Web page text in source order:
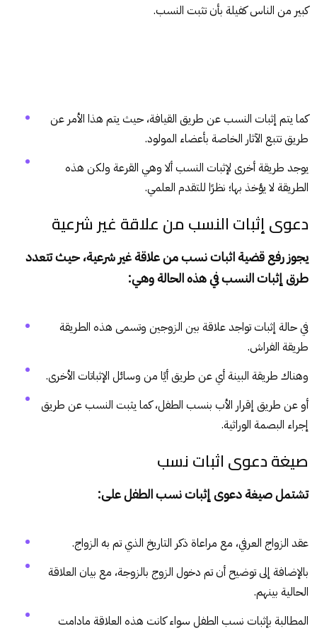
كبير من الناس كفيلة بأن تثبت النسب.
كما يتم إثبات النسب عن طريق القيافة، حيث يتم هذا الأمر عن
طريق تتبع الآثار الخاصة بأعضاء المولود.
يوجد طريقة أخرى لإثبات النسب ألا وهي القرعة ولكن هذه
الطريقة لا يؤخذ بها؛ نظرًا للتقدم العلمي.
دعوى إثبات النسب من علاقة غير شرعية
يجوز رفع قضية اثبات نسب من علاقة غير شرعية، حيث تتعدد
طرق إثبات النسب في هذه الحالة وهي:
في حالة إثبات تواجد علاقة بين الزوجين وتسمى هذه الطريقة
طريقة الفراش.
وهناك طريقة البينة أي عن طريق أيًا من وسائل الإثباتات الأخرى.
أو عن طريق إقرار الأب بنسب الطفل، كما يثبت النسب عن طريق
إجراء البصمة الوراثية.
صيغة دعوى اثبات نسب
تشتمل صيغة دعوى إثبات نسب الطفل على:
عقد الزواج العرفي، مع مراعاة ذكر التاريخ الذي تم به الزواج.
بالإضافة إلى توضيح أن تم دخول الزوج بالزوجة، مع بيان العلاقة
الحالية بينهم.
المطالبة بإثبات نسب الطفل سواء كانت هذه العلاقة مادامت